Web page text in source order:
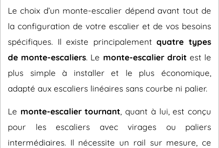
Le choix d’un monte-escalier dépend avant tout de
la configuration de votre escalier et de vos besoins
spécifiques. Il existe principalementquatre types
de monte-escaliers. Le monte-escalier droit est le
plus simple à installer et le plus économique,
adapté aux escaliers linéaires sans courbe ni palier.
Le monte-escalier tournant , quant à lui, est conçu
pour les escaliers avec virages ou paliers
intermédiaires. Il nécessite un rail sur mesure, ce